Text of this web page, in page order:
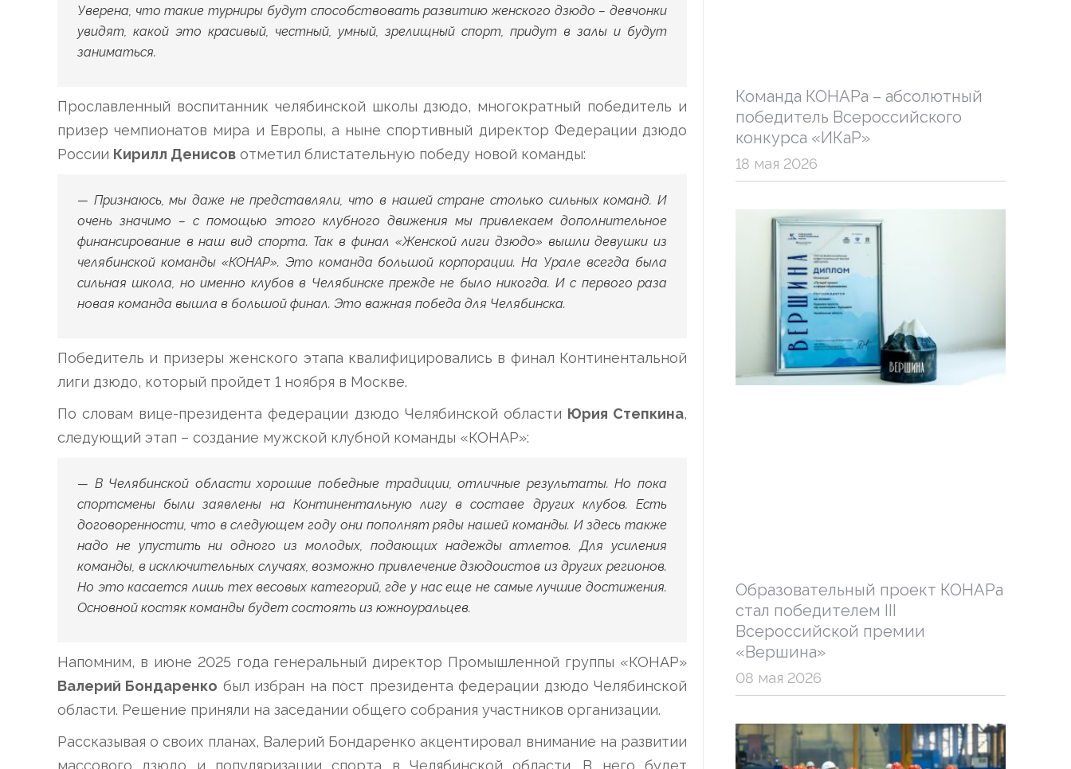
Уверена, что такие турниры будут способствовать развитию женского дзюдо – девчонки
увидят, какой это красивый, честный, умный, зрелищный спорт, придут в залы и будут
заниматься.
Прославленный воспитанник челябинской школы дзюдо, многократный победитель и
призер чемпионатов мира и Европы, а ныне спортивный директор Федерации дзюдо
России Кирилл Денисов отметил блистательную победу новой команды:
— Признаюсь, мы даже не представляли, что в нашей стране столько сильных команд. И
очень значимо – с помощью этого клубного движения мы привлекаем дополнительное
финансирование в наш вид спорта. Так в финал «Женской лиги дзюдо» вышли девушки из
челябинской команды «КОНАР». Это команда большой корпорации. На Урале всегда была
сильная школа, но именно клубов в Челябинске прежде не было никогда. И с первого раза
новая команда вышла в большой финал. Это важная победа для Челябинска.
Победитель и призеры женского этапа квалифицировались в финал Континентальной
лиги дзюдо, который пройдет 1 ноября в Москве.
По словам вице-президента федерации дзюдо Челябинской области Юрия Степкина,
следующий этап – создание мужской клубной команды «КОНАР»:
— В Челябинской области хорошие победные традиции, отличные результаты. Но пока
спортсмены были заявлены на Континентальную лигу в составе других клубов. Есть
договоренности, что в следующем году они пополнят ряды нашей команды. И здесь также
надо не упустить ни одного из молодых, подающих надежды атлетов. Для усиления
команды, в исключительных случаях, возможно привлечение дзюдоистов из других регионов.
Но это касается лишь тех весовых категорий, где у нас еще не самые лучшие достижения.
Основной костяк команды будет состоять из южноуральцев.
Напомним, в июне 2025 года генеральный директор Промышленной группы «КОНАР»
Валерий Бондаренко был избран на пост президента федерации дзюдо Челябинской
области. Решение приняли на заседании общего собрания участников организации.
Рассказывая о своих планах, Валерий Бондаренко акцентировал внимание на развитии
массового дзюдо и популяризации спорта в Челябинской области. В него будет
Команда КОНАРа – абсолютный
победитель Всероссийского
конкурса «ИКаР»
18 мая 2026
Образовательный проект КОНАРа
стал победителем III
Всероссийской премии
«Вершина»
08 мая 2026